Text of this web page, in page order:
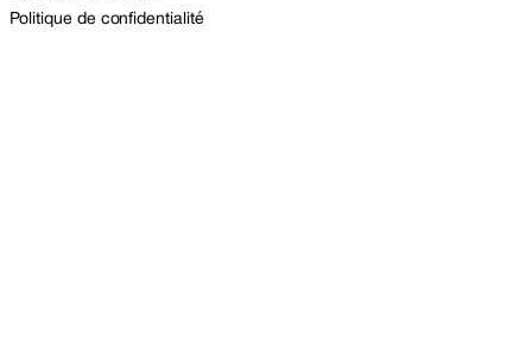
Politique de confidentialité